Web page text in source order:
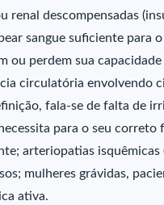
descompensadas
sangue suficiente para
ou perdem sua
circulatória envolvendo
fala-se de falta de
para o seu correto
arteriopatias isquêmicas
mulheres grávidas,
ativa.